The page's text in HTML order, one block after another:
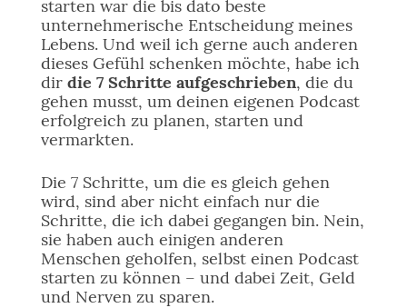
starten war die bis dato beste
unternehmerische Entscheidung meines
Lebens. Und weil ich gerne auch anderen
dieses Gefühl schenken möchte, habe ich
dir die 7 Schritte aufgeschrieben, die du
gehen musst, um deinen eigenen Podcast
erfolgreich zu planen, starten und
vermarkten.
Die 7 Schritte, um die es gleich gehen
wird, sind aber nicht einfach nur die
Schritte, die ich dabei gegangen bin. Nein,
sie haben auch einigen anderen
Menschen geholfen, selbst einen Podcast
starten zu können – und dabei Zeit, Geld
und Nerven zu sparen.